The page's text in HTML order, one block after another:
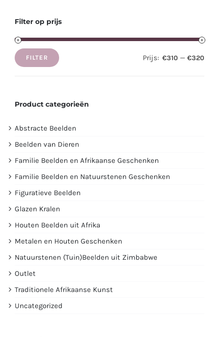
Filter op prijs
Min.
Max.
FILTER Prijs: €310 — €320
Product categorieën
Abstracte Beelden
Beelden van Dieren
Familie Beelden en Afrikaanse Geschenken
Familie Beelden en Natuurstenen Geschenken
Figuratieve Beelden
Glazen Kralen
Houten Beelden uit Afrika
Metalen en Houten Geschenken
Natuurstenen (Tuin)Beelden uit Zimbabwe
Outlet
Traditionele Afrikaanse Kunst
Uncategorized